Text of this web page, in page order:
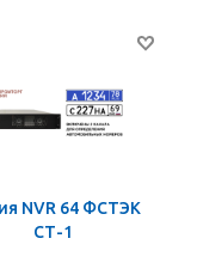
NVR 64 ФСТЭК
СТ-1